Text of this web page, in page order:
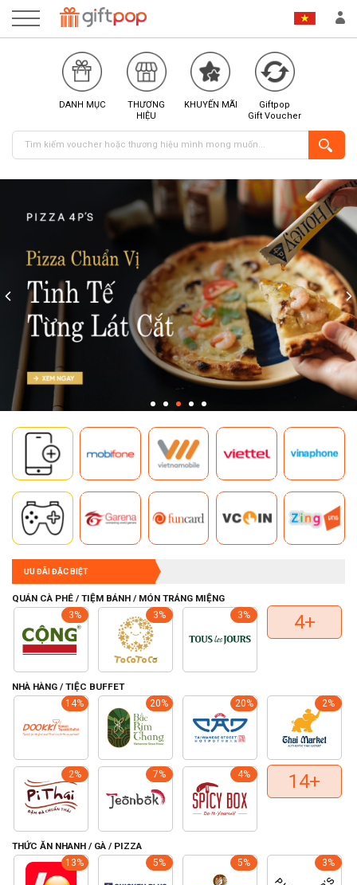
DANH MỤC
THƯƠNG
HIỆU
KHUYẾN MÃI
Giftpop
Gift Voucher
ĐĂNG NHẬP ĐĂNG KÝ
ƯU ĐÃI ĐẶC BIỆT
QUÁN CÀ PHÊ / TIỆM BÁNH / MÓN TRÁNG MIỆNG
3%
3% 3% 4+
NHÀ HÀNG / TIỆC BUFFET
14%
20% 20% 2%
2% 7% 4% 14+
THỨC ĂN NHANH / GÀ / PIZZA
13%
5% 5% 3%